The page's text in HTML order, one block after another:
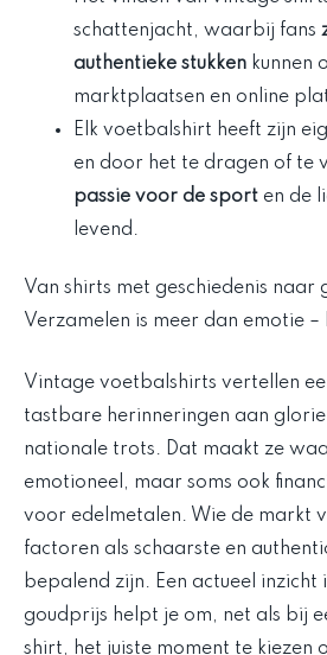
schattenjacht, waarbij fans
authentieke stukken kunnen
marktplaatsen en online
Elk voetbalshirt heeft zijn
en door het te dragen of te
passie voor de sport en de
levend.
Van shirts met geschiedenis
Verzamelen is meer dan emotie
Vintage voetbalshirts vertellen
tastbare herinneringen aan
nationale trots. Dat maakt ze
emotioneel, maar soms ook
voor edelmetalen. Wie de markt
factoren als schaarste en
bepalend zijn. Een actueel inzicht
goudprijs helpt je om, net als bij
shirt, het juiste moment te kiezen